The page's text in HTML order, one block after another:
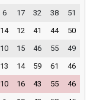
6 17 32 38
51
14 12 41 44
50
10 15 46 55
49
13 14 59 61
46
10 16 43 55
46